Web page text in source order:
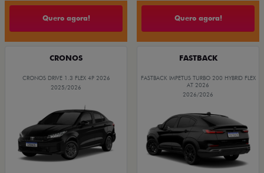
Quero agora! Quero agora!
CRONOS
CRONOS DRIVE 1.3 FLEX 4P 2026
2025/2026
FASTBACK
FASTBACK IMPETUS TURBO 200 HYBRID FLEX
AT 2026
2026/2026